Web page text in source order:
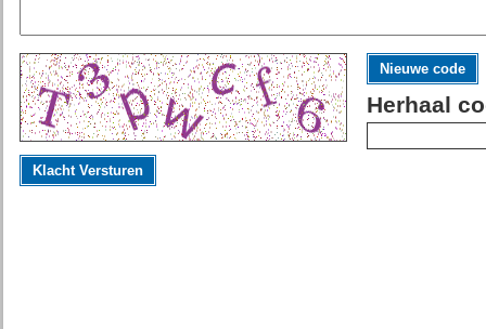
Nieuwe code
Herhaal
Klacht Versturen